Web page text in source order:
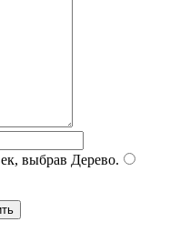
выбрав Дерево.